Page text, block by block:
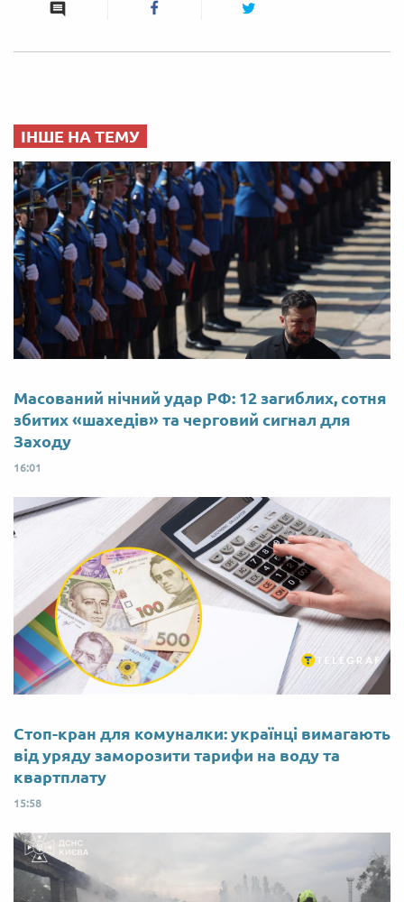
ІНШЕ НА ТЕМУ
Масований нічний удар РФ: 12 загиблих, сотня
збитих «шахедів» та черговий сигнал для
Заходу
16:01
Стоп-кран для комуналки: українці вимагають
від уряду заморозити тарифи на воду та
квартплату
15:58